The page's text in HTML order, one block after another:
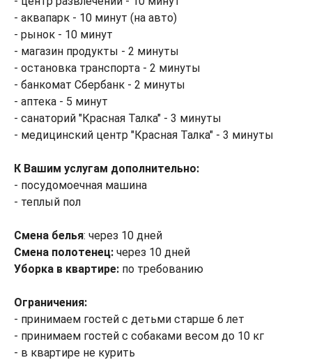
- аквапарк - 10 минут (на авто)
- рынок - 10 минут
- магазин продукты - 2 минуты
- остановка транспорта - 2 минуты
- банкомат Сбербанк - 2 минуты
- аптека - 5 минут
- санаторий "Красная Талка" - 3 минуты
- медицинский центр "Красная Талка" - 3 минуты
К Вашим услугам дополнительно:
- посудомоечная машина
- теплый пол
Смена белья: через 10 дней
Смена полотенец: через 10 дней
Уборка в квартире: по требованию
Ограничения:
- принимаем гостей с детьми старше 6 лет
- принимаем гостей с собаками весом до 10 кг
- в квартире не курить